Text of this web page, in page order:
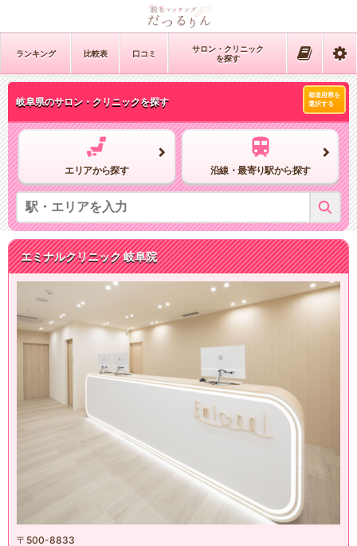
ランキング 比較表 口コミ
サロン・クリニック
を探す
岐阜県のサロン・クリニックを探す
都道府県を
選択する
エリアから探す 沿線・最寄り駅から探す
エミナルクリニック岐阜院
〒 500-8833